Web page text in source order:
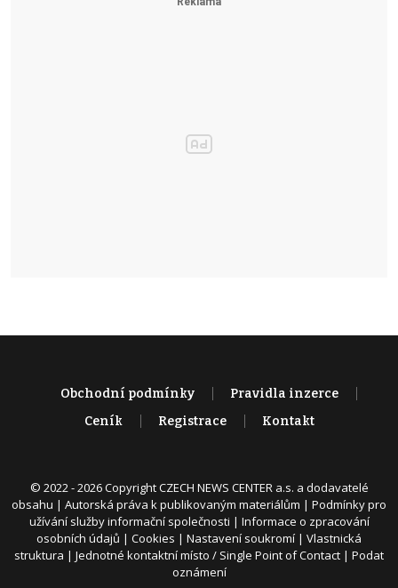
Obchodní podmínky
Pravidla inzerce
Ceník
Registrace Kontakt
© 2022 - 2026 Copyright CZECH NEWS CENTER a.s. a dodavatelé
obsahu | Autorská práva k publikovaným materiálům | Podmínky pro
užívání služby informační společnosti | Informace o zpracování
osobních údajů | Cookies | Nastavení soukromí | Vlastnická
struktura | Jednotné kontaktní místo / Single Point of Contact | Podat
oznámení